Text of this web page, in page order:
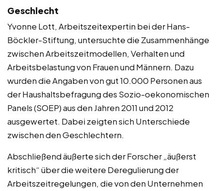
Geschlecht
Yvonne Lott, Arbeitszeitexpertin bei der Hans-
Böckler-Stiftung, untersuchte die Zusammenhänge
zwischen Arbeitszeitmodellen, Verhalten und
Arbeitsbelastung von Frauen und Männern. Dazu
wurden die Angaben von gut 10.000 Personen aus
der Haushaltsbefragung des Sozio-oekonomischen
Panels (SOEP) aus den Jahren 2011 und 2012
ausgewertet. Dabei zeigten sich Unterschiede
zwischen den Geschlechtern.
Abschließend äußerte sich der Forscher „äußerst
kritisch“ über die weitere Deregulierung der
Arbeitszeitregelungen, die von den Unternehmen